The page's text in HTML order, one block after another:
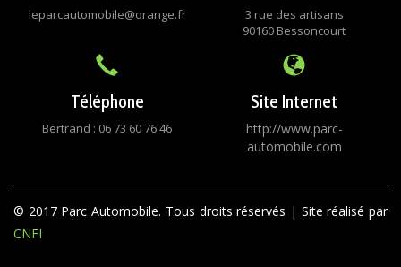
leparcautomobile@orange.fr
3 rue des artisans
90160 Bessoncourt
Téléphone
Bertrand : 06 73 60 76 46
Site Internet
http://www.parc-
automobile.com
© 2017 Parc Automobile. Tous droits réservés | Site réalisé par
CNFI